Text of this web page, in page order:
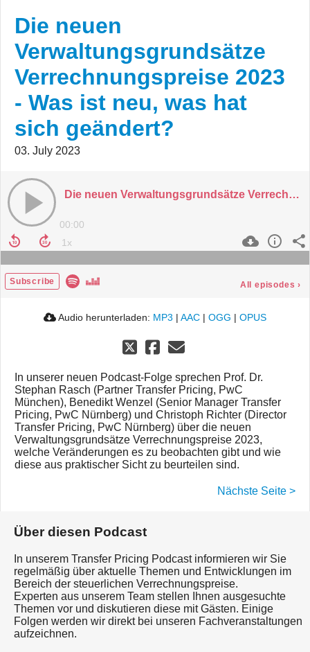
Die neuen
Verwaltungsgrundsätze
Verrechnungspreise 2023
- Was ist neu, was hat
sich geändert?
03. July 2023
Die neuen Verwaltungsgrundsätze Verrechnungspreise 2023 - Was ist neu, was hat sich geändert?
00:00
Subscribe All episodes ›
Audio herunterladen: MP3 | AAC | OGG | OPUS
In unserer neuen Podcast-Folge sprechen Prof. Dr.
Stephan Rasch (Partner Transfer Pricing, PwC
München), Benedikt Wenzel (Senior Manager Transfer
Pricing, PwC Nürnberg) und Christoph Richter (Director
Transfer Pricing, PwC Nürnberg) über die neuen
Verwaltungsgrundsätze Verrechnungspreise 2023,
welche Veränderungen es zu beobachten gibt und wie
diese aus praktischer Sicht zu beurteilen sind.
Nächste Seite >
Über diesen Podcast
In unserem Transfer Pricing Podcast informieren wir Sie
regelmäßig über aktuelle Themen und Entwicklungen im
Bereich der steuerlichen Verrechnungspreise.
Experten aus unserem Team stellen Ihnen ausgesuchte
Themen vor und diskutieren diese mit Gästen. Einige
Folgen werden wir direkt bei unseren Fachveranstaltungen
aufzeichnen.